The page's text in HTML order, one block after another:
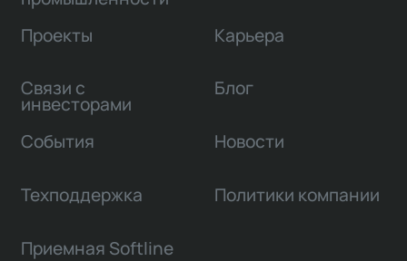
Проекты
Связи с
инвесторами
Карьера
Блог
События Новости
Техподдержка Политики компании
Приемная Softline